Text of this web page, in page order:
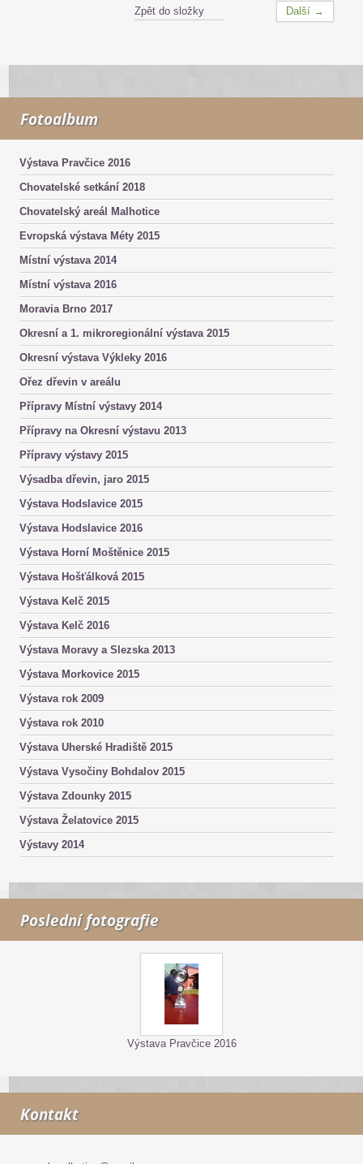
Další →
Zpět do složky
Fotoalbum
Výstava Pravčice 2016
Chovatelské setkání 2018
Chovatelský areál Malhotice
Evropská výstava Méty 2015
Místní výstava 2014
Místní výstava 2016
Moravia Brno 2017
Okresní a 1. mikroregionální výstava 2015
Okresní výstava Výkleky 2016
Ořez dřevin v areálu
Přípravy Místní výstavy 2014
Přípravy na Okresní výstavu 2013
Přípravy výstavy 2015
Výsadba dřevin, jaro 2015
Výstava Hodslavice 2015
Výstava Hodslavice 2016
Výstava Horní Moštěnice 2015
Výstava Hošťálková 2015
Výstava Kelč 2015
Výstava Kelč 2016
Výstava Moravy a Slezska 2013
Výstava Morkovice 2015
Výstava rok 2009
Výstava rok 2010
Výstava Uherské Hradiště 2015
Výstava Vysočiny Bohdalov 2015
Výstava Zdounky 2015
Výstava Želatovice 2015
Výstavy 2014
Poslední fotografie
Výstava Pravčice 2016
Kontakt